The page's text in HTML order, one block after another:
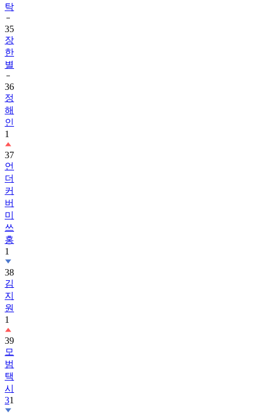
탁
35
장
한
별
36
정
해
인
1
37
언
더
커
버
미
쓰
홍
1
38
김
지
원
1
39
모
범
택
시
31